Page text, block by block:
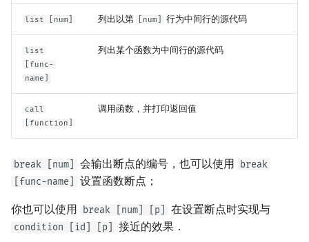
list [num] 列出以第 [num] 行为中间行的源代码
list
[func-
name]
列出某个函数为中间行的源代码
call
[function]
调用函数，并打印返回值
break [num] 会输出断点的编号，也可以使用
break
[func-name]
设置函数断点；
你也可以使用 break [num] [p] 在设置断点时实现与
condition [id] [p] 接近的效果．